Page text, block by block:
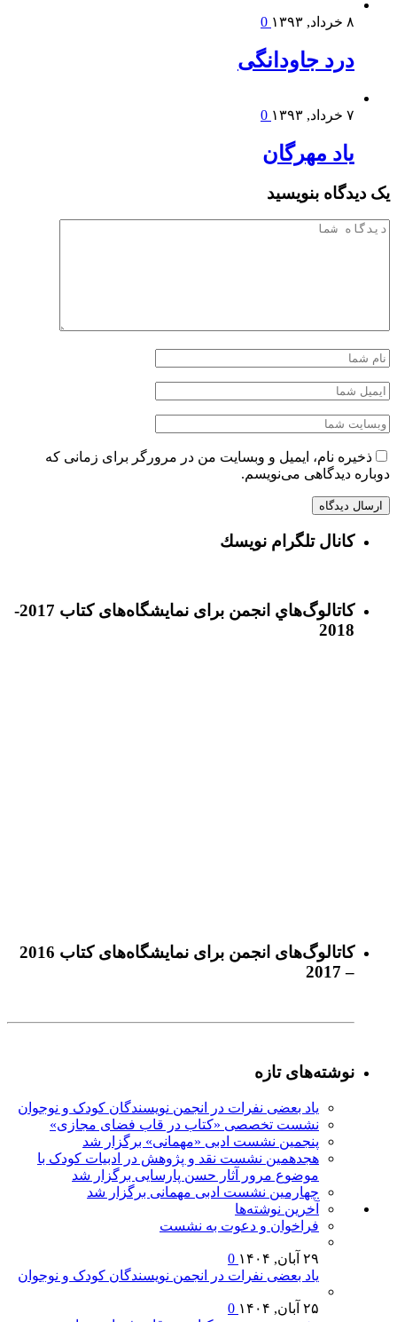
۸ خرداد, ۱۳۹۳
درد جاودانگی
۷ خرداد, ۱۳۹۳
یاد مهرگان
یک دیدگاه بنویسید
ذخیره نام، ایمیل و وبسایت من در مرورگر برای زمانی که
دوباره دیدگاهی می‌نویسم.
كانال تلگرام نويسك
كاتالوگ‌هاي انجمن برای نمايشگاه‌های كتاب 2017-
2018
كاتالوگ‌های انجمن برای نمايشگاه‌های كتاب 2016
– 2017
نوشته‌های تازه
یاد بعضی نفرات در انجمن نویسندگان کودک و نوجوان
نشست تخصصی «کتاب در قاب فضای مجازی»
پنجمین نشست ادبی «مهمانی» برگزار شد
هجدهمین نشست نقد و پژوهش در ادبیات کودک با
موضوع مرور آثار حسن پارسایی برگزار شد
چهارمین نشست ادبی مهمانی برگزار شد
آخرين‌ نوشته‌ها
فراخوان و دعوت به نشست
۲۹ آبان, ۱۴۰۴
یاد بعضی نفرات در انجمن نویسندگان کودک و نوجوان
۲۵ آبان, ۱۴۰۴